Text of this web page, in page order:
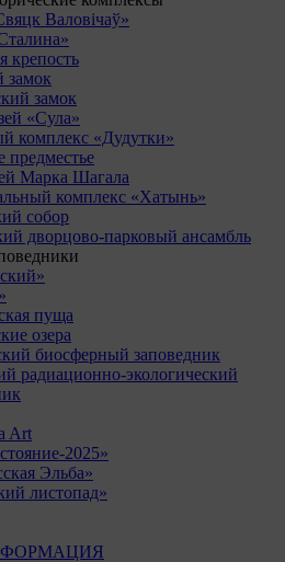
Валовічаў»
крепость
замок
замок
«Сула»
комплекс «Дудутки»
предместье
Марка Шагала
комплекс «Хатынь»
собор
дворцово-парковый ансамбль
пуща
озера
биосферный заповедник
радиационно-экологический
Art
2025»
Эльба»
листопад»